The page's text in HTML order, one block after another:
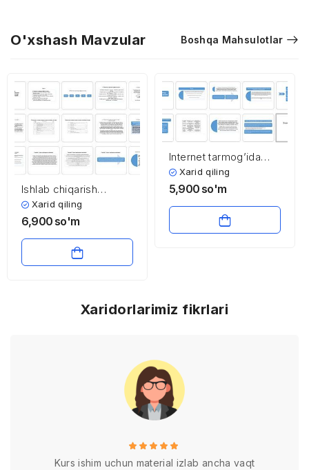
O'xshash Mavzular Boshqa Mahsulotlar
Ishlab chiqarish
infratuzilmasida
transport xizmati. Milliy
rivojlantirish
Xarid qiling
6,900 so'm
Internet tarmog’ida
axborotni himoya
qilish
Xarid qiling
5,900 so'm
Xaridorlarimiz fikrlari
Kurs ishim uchun material izlab ancha vaqt